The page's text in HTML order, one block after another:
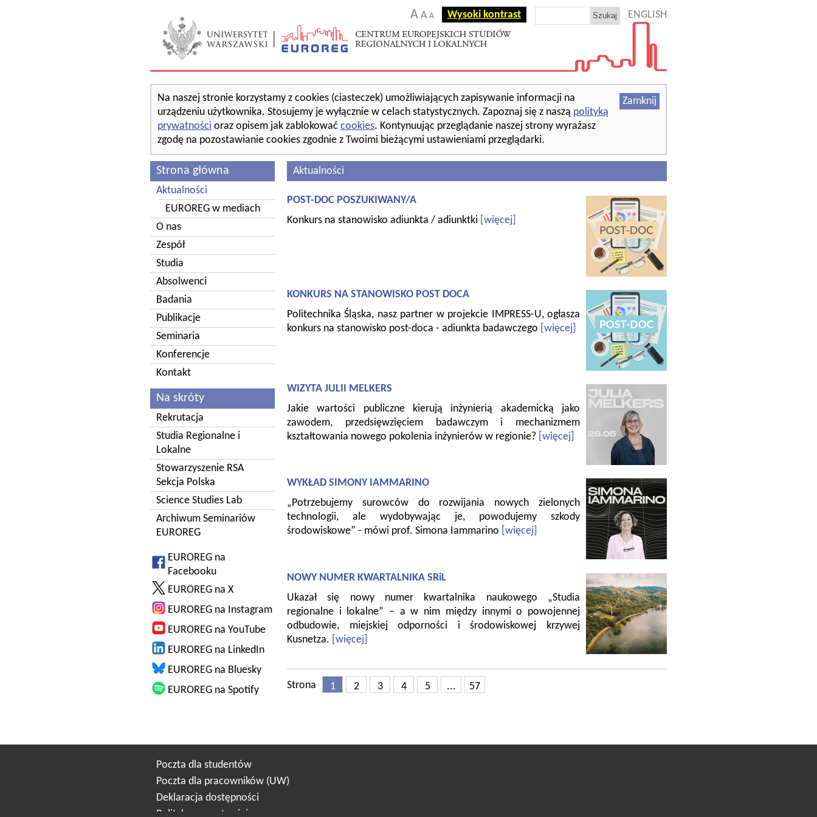
A A A Wysoki kontrast ENGLISH
Zamknij
Na naszej stronie korzystamy z cookies (ciasteczek) umożliwiających zapisywanie informacji na
urządzeniu użytkownika. Stosujemy je wyłącznie w celach statystycznych. Zapoznaj się z naszą polityką
prywatności oraz opisem jak zablokować cookies. Kontynuując przeglądanie naszej strony wyrażasz
zgodę na pozostawianie cookies zgodnie z Twoimi bieżącymi ustawieniami przeglądarki.
Strona główna
Aktualności
EUROREG w mediach
O nas
Zespół
Studia
Absolwenci
Badania
Publikacje
Seminaria
Konferencje
Kontakt
Na skróty
Rekrutacja
Studia Regionalne i
Lokalne
Stowarzyszenie RSA
Sekcja Polska
Science Studies Lab
Archiwum Seminariów
EUROREG
EUROREG na
Facebooku
EUROREG na X
EUROREG na Instagram
EUROREG na YouTube
EUROREG na LinkedIn
EUROREG na Bluesky
EUROREG na Spotify
Aktualności
POST-DOC POSZUKIWANY/A
Konkurs na stanowisko adiunkta / adiunktki [więcej]
KONKURS NA STANOWISKO POST DOCA
Politechnika Śląska, nasz partner w projekcie IMPRESS-U, ogłasza
konkurs na stanowisko post-doca - adiunkta badawczego [więcej]
WIZYTA JULII MELKERS
Jakie wartości publiczne kierują inżynierią akademicką jako
zawodem, przedsięwzięciem badawczym i mechanizmem
kształtowania nowego pokolenia inżynierów w regionie? [więcej]
WYKŁAD SIMONY IAMMARINO
„Potrzebujemy surowców do rozwijania nowych zielonych
technologii, ale wydobywając je, powodujemy szkody
środowiskowe” - mówi prof. Simona Iammarino [więcej]
NOWY NUMER KWARTALNIKA SRiL
Ukazał się nowy numer kwartalnika naukowego „Studia
regionalne i lokalne” – a w nim między innymi o powojennej
odbudowie, miejskiej odporności i środowiskowej krzywej
Kusnetza. [więcej]
Strona 1 2 3 4 5 ... 57
Poczta dla studentów
Poczta dla pracowników (UW)
Deklaracja dostępności
Polityka prywatności